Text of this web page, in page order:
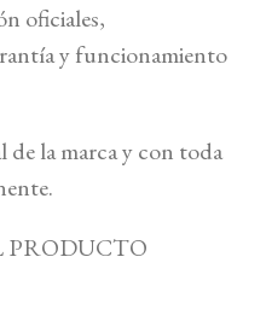
oficiales,
y funcionamiento
de la marca y con toda